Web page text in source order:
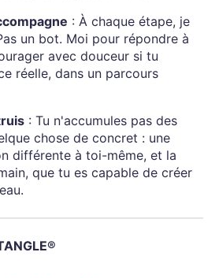
: À chaque étape, je
un bot. Moi pour répondre à
avec douceur si tu
réelle, dans un parcours
: Tu n'accumules pas des
chose de concret : une
différente à toi-même, et la
que tu es capable de créer